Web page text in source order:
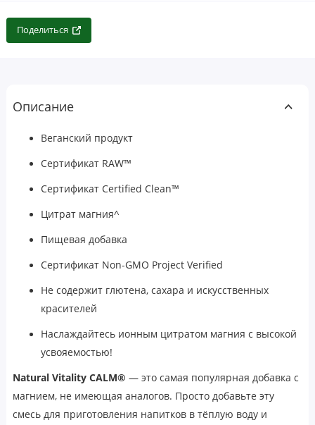
Поделиться
Описание
Веганский продукт
Сертификат RAW™
Сертификат Certified Clean™
Цитрат магния^
Пищевая добавка
Сертификат Non-GMO Project Verified
Не содержит глютена, сахара и искусственных
красителей
Наслаждайтесь ионным цитратом магния с высокой
усвояемостью!
Natural Vitality CALM® — это самая популярная добавка с
магнием, не имеющая аналогов. Просто добавьте эту
смесь для приготовления напитков в тёплую воду и